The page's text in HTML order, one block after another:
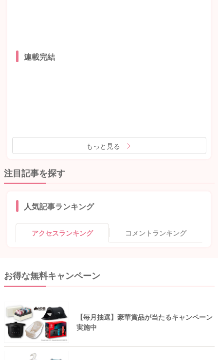
連載完結
もっと見る
注目記事を探す
人気記事ランキング
アクセスランキング コメントランキング
お得な無料キャンペーン
【毎月抽選】豪華賞品が当たるキャンペーン
実施中